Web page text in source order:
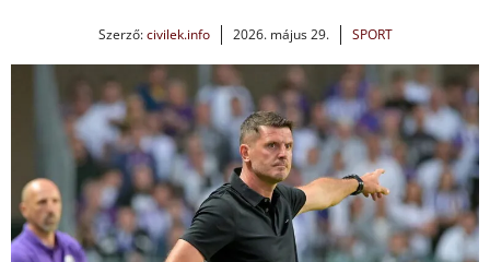
Szerző:civilek.info 2026. május 29. SPORT